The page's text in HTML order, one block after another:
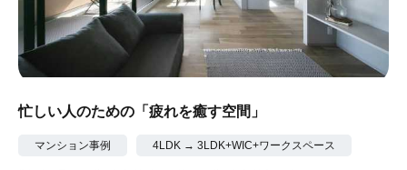
忙しい人のための「疲れを癒す空間」
マンション事例 4LDK → 3LDK+WIC+ワークスペース